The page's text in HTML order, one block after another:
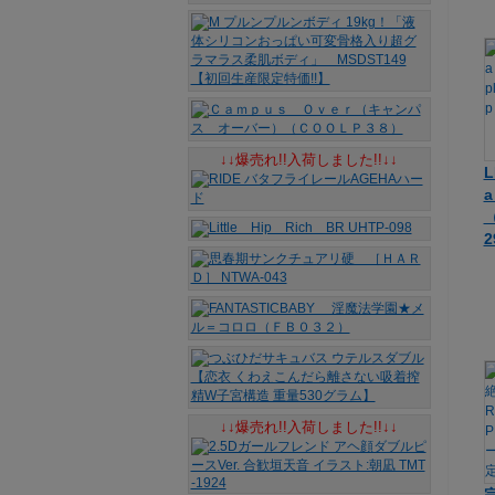
↓↓爆売れ!!入荷しました!!↓↓
↓↓爆売れ!!入荷しました!!↓↓